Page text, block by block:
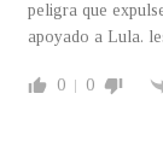
peligra que
apoyado a Lula.
0 0